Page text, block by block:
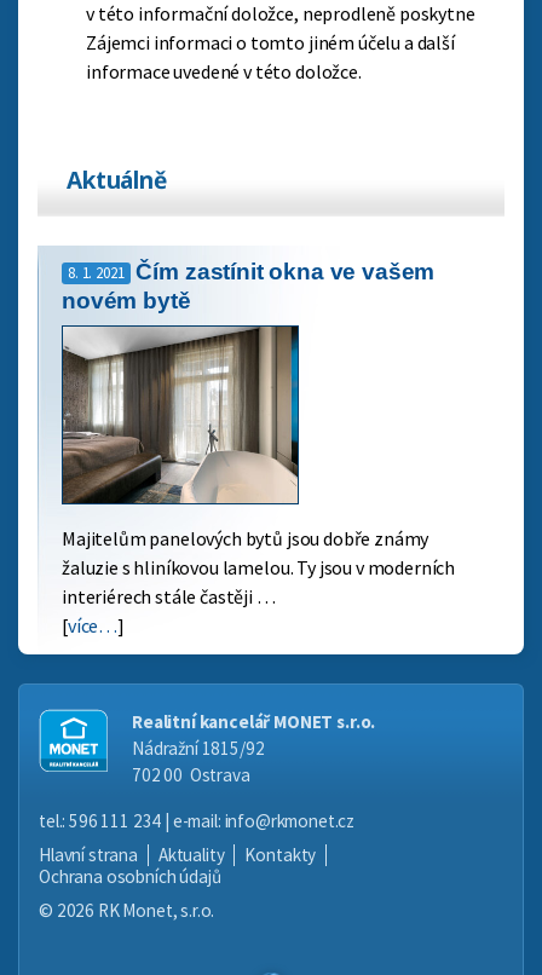
v této informační doložce, neprodleně poskytne
Zájemci informaci o tomto jiném účelu a další
informace uvedené v této doložce.
Aktuálně
8. 1. 2021
Čím zastínit okna ve vašem
novém bytě
Majitelům panelových bytů jsou dobře známy
žaluzie s hliníkovou lamelou. Ty jsou v moderních
interiérech stále častěji …
[více…]
Realitní kancelář MONET s.r.o.
Nádražní 1815/92
702 00 Ostrava
tel.: 596 111 234 | e-mail: info@rkmonet.cz
Hlavní strana
Aktuality
Kontakty
Ochrana osobních údajů
© 2026 RK Monet, s.r.o.